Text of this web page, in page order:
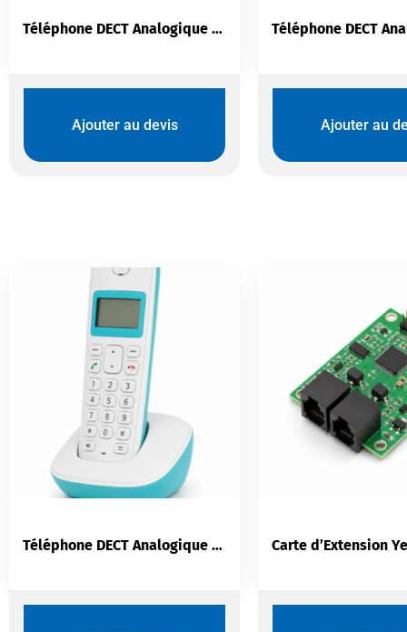
Téléphone DECT Analogique Logicom Vega150 Solo Taupe
Ajouter au devis Ajouter au
Téléphone DECT Analogique Logicom Vega150 Solo Turquoise